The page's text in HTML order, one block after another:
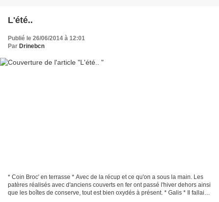
L'été..
Publié le 26/06/2014 à 12:01
Par Drinebcn
* Coin Broc' en terrasse * Avec de la récup et ce qu'on a sous la main. Les
patères réalisés avec d'anciens couverts en fer ont passé l'hiver dehors ainsi
que les boîtes de conserve, tout est bien oxydés à présent. * Galis * Il fallait